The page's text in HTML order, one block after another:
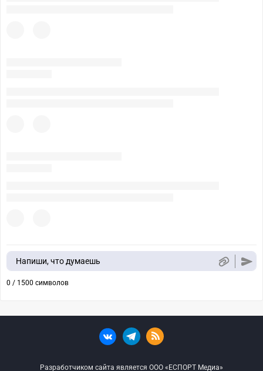
Напиши, что думаешь
0 / 1500 символов
Разработчиком сайта является ООО «ЕСПОРТ Медиа»